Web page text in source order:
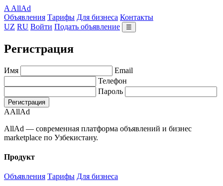
A AllAd
Объявления Тарифы Для бизнеса Контакты
UZ RU Войти Подать объявление ☰
Регистрация
Имя
Email
Телефон
Пароль
Регистрация
AAllAd
AllAd — современная платформа объявлений и бизнес
marketplace по Узбекистану.
Продукт
Объявления Тарифы Для бизнеса